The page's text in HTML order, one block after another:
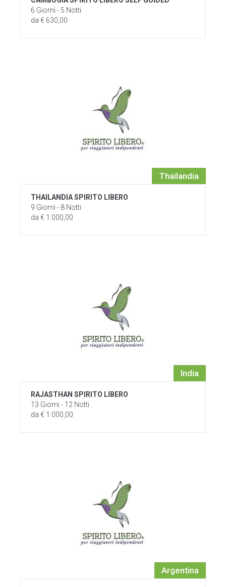
6 Giorni - 5 Notti
da € 630,00
Thailandia
THAILANDIA SPIRITO LIBERO
9 Giorni - 8 Notti
da € 1.000,00
India
RAJASTHAN SPIRITO LIBERO
13 Giorni - 12 Notti
da € 1.000,00
Argentina